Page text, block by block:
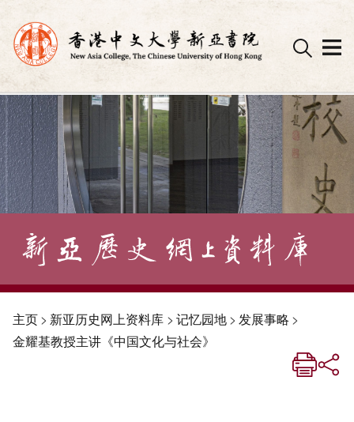
Skip
to
content
主页> 新亚历史网上资料库 > 记忆园地> 发展事略 >
金耀基教授主讲《中国文化与社会》